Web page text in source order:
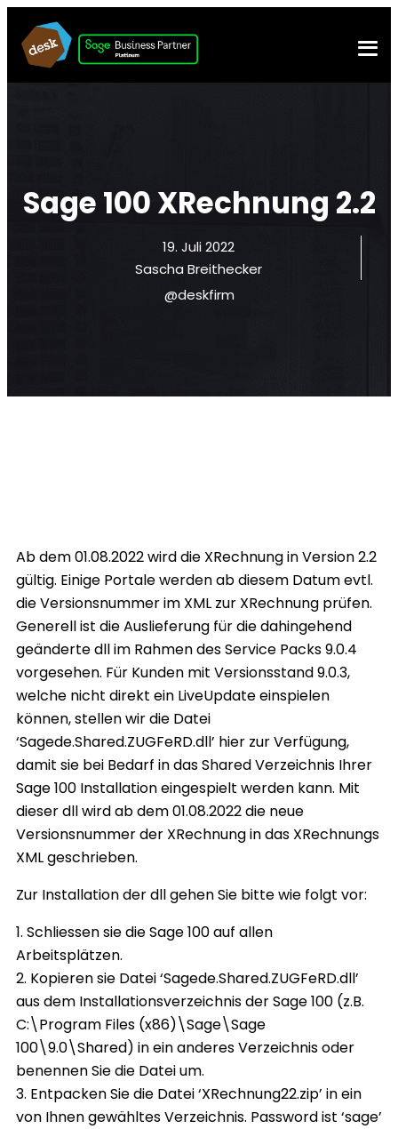
Sage 100 XRechnung 2.2
19. Juli 2022
Sascha Breithecker
@deskfirm
Ab dem 01.08.2022 wird die XRechnung in Version 2.2
gültig. Einige Portale werden ab diesem Datum evtl.
die Versionsnummer im XML zur XRechnung prüfen.
Generell ist die Auslieferung für die dahingehend
geänderte dll im Rahmen des Service Packs 9.0.4
vorgesehen. Für Kunden mit Versionsstand 9.0.3,
welche nicht direkt ein LiveUpdate einspielen
können, stellen wir die Datei
‘Sagede.Shared.ZUGFeRD.dll’ hier zur Verfügung,
damit sie bei Bedarf in das Shared Verzeichnis Ihrer
Sage 100 Installation eingespielt werden kann. Mit
dieser dll wird ab dem 01.08.2022 die neue
Versionsnummer der XRechnung in das XRechnungs
XML geschrieben.
Zur Installation der dll gehen Sie bitte wie folgt vor:
1. Schliessen sie die Sage 100 auf allen
Arbeitsplätzen.
2. Kopieren sie Datei ‘Sagede.Shared.ZUGFeRD.dll’
aus dem Installationsverzeichnis der Sage 100 (z.B.
C:\Program Files (x86)\Sage\Sage
100\9.0\Shared) in ein anderes Verzeichnis oder
benennen Sie die Datei um.
3. Entpacken Sie die Datei ‘XRechnung22.zip’ in ein
von Ihnen gewähltes Verzeichnis. Password ist ‘sage’